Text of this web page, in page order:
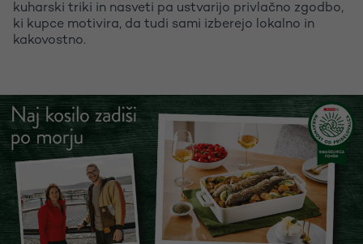
kuharski triki in nasveti pa ustvarijo privlačno zgodbo,
ki kupce motivira, da tudi sami izberejo lokalno in
kakovostno.